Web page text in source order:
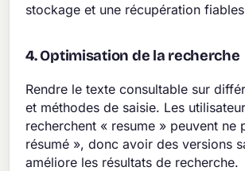
stockage et une récupération
4. Optimisation de la recherche
Rendre le texte consultable sur
et méthodes de saisie. Les
recherchent « resume » peuvent ne
résumé », donc avoir des versions
améliore les résultats de recherche.